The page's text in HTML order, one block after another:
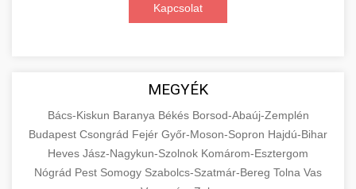
Kapcsolat
MEGYÉK
Bács-Kiskun Baranya Békés Borsod-Abaúj-Zemplén
Budapest Csongrád Fejér Győr-Moson-Sopron Hajdú-Bihar
Heves Jász-Nagykun-Szolnok Komárom-Esztergom
Nógrád Pest Somogy Szabolcs-Szatmár-Bereg Tolna Vas